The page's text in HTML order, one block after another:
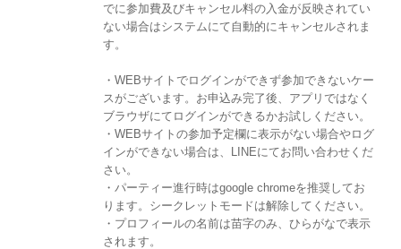
でに参加費及びキャンセル料の入金が反映されてい
ない場合はシステムにて自動的にキャンセルされま
す。
・WEBサイトでログインができず参加できないケー
スがございます。お申込み完了後、アプリではなく
ブラウザにてログインができるかお試しください。
・WEBサイトの参加予定欄に表示がない場合やログ
インができない場合は、LINEにてお問い合わせくだ
さい。
・パーティー進行時はgoogle chromeを推奨してお
ります。シークレットモードは解除してください。
・プロフィールの名前は苗字のみ、ひらがなで表示
されます。